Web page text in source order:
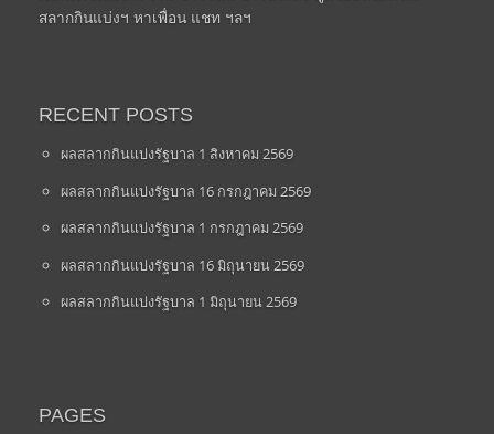
สลากกินแบ่งฯ หาเพื่อน แชท ฯลฯ
RECENT POSTS
ผลสลากกินแบ่งรัฐบาล 1 สิงหาคม 2569
ผลสลากกินแบ่งรัฐบาล 16 กรกฎาคม 2569
ผลสลากกินแบ่งรัฐบาล 1 กรกฎาคม 2569
ผลสลากกินแบ่งรัฐบาล 16 มิถุนายน 2569
ผลสลากกินแบ่งรัฐบาล 1 มิถุนายน 2569
PAGES